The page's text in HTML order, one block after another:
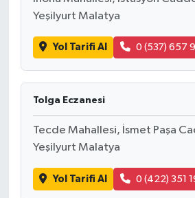
Yeşilyurt Malatya
Yol Tarifi Al 0 (537) 657
Tolga Eczanesi
Tecde Mahallesi, İsmet Paşa
Yeşilyurt Malatya
Yol Tarifi Al 0 (422) 351
SOMA
TURGUTLU
YUNUSEMRE
MANİSA'NIN YÖRESEL
MANİSA'YI KEŞFET
TÜRKİYE'DE TREND